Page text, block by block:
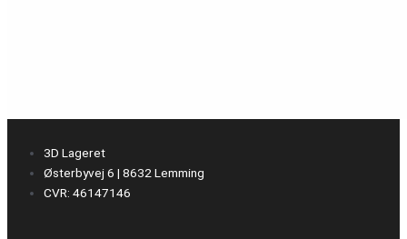
3D Lageret
Østerbyvej 6 | 8632 Lemming
CVR: 46147146